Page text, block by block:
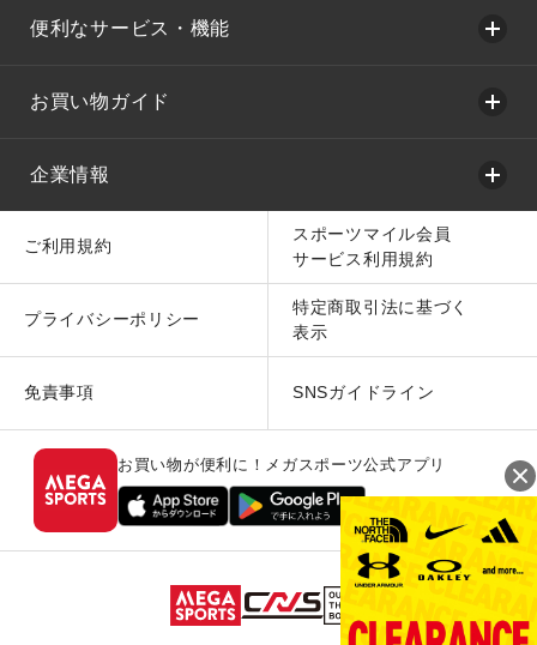
便利なサービス・機能
お買い物ガイド
企業情報
ご利用規約
スポーツマイル会員
サービス利用規約
プライバシーポリシー
特定商取引法に基づく
表示
免責事項 SNSガイドライン
お買い物が便利に！メガスポーツ公式アプリ